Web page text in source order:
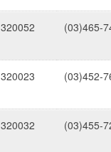
320052 (03)465-
320023 (03)452-
320032 (03)455-